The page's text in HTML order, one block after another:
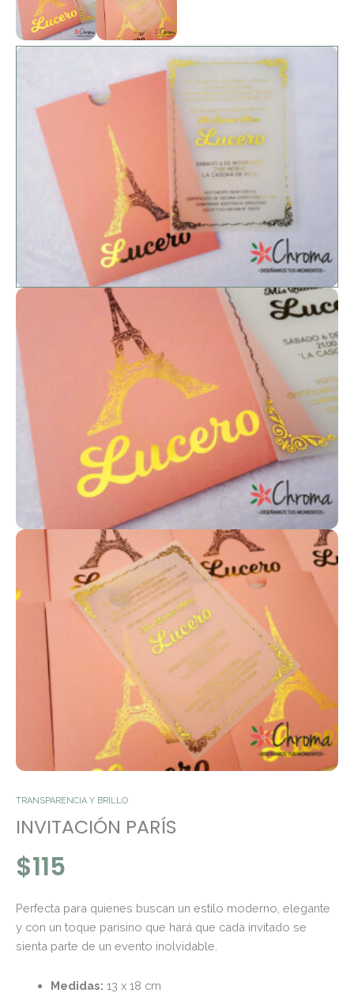
TRANSPARENCIA Y BRILLO
INVITACIÓN PARÍS
$115
Perfecta para quienes buscan un estilo moderno, elegante
y con un toque parisino que hará que cada invitado se
sienta parte de un evento inolvidable.
Medidas: 13 x 18 cm